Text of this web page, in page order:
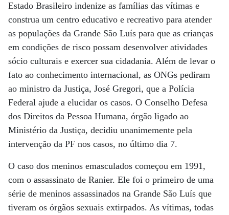
Estado Brasileiro indenize as famílias das vítimas e
construa um centro educativo e recreativo para atender
as populações da Grande São Luís para que as crianças
em condições de risco possam desenvolver atividades
sócio culturais e exercer sua cidadania. Além de levar o
fato ao conhecimento internacional, as ONGs pediram
ao ministro da Justiça, José Gregori, que a Polícia
Federal ajude a elucidar os casos. O Conselho Defesa
dos Direitos da Pessoa Humana, órgão ligado ao
Ministério da Justiça, decidiu unanimemente pela
intervenção da PF nos casos, no último dia 7.
O caso dos meninos emasculados começou em 1991,
com o assassinato de Ranier. Ele foi o primeiro de uma
série de meninos assassinados na Grande São Luís que
tiveram os órgãos sexuais extirpados. As vítimas, todas